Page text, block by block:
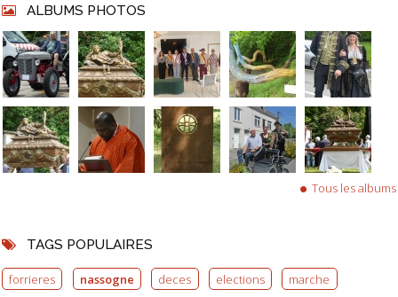
ALBUMS PHOTOS
Tous les albums
TAGS POPULAIRES
forrieres nassogne deces elections
marche